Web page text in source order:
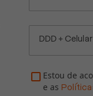
DDD + Celular
Estou de
e as